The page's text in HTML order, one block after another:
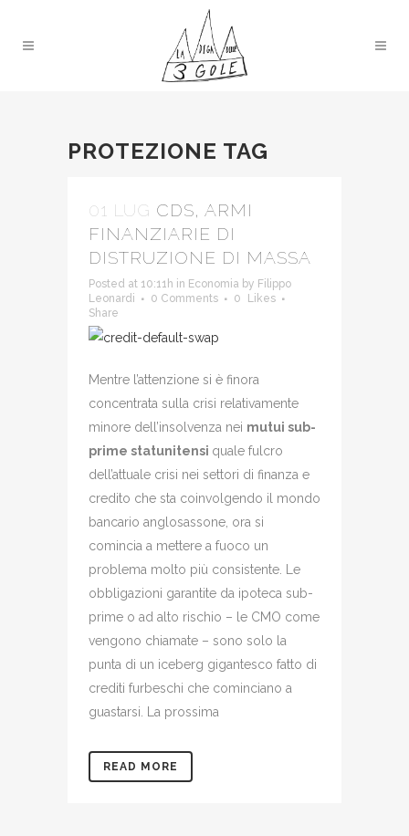
PROTEZIONE TAG
01 LUG CDS, ARMI
FINANZIARIE DI
DISTRUZIONE DI MASSA
Posted at 10:11h in Economia by Filippo
Leonardi
0 Comments 0
Likes
Share
Mentre l’attenzione si è finora
concentrata sulla crisi relativamente
minore dell’insolvenza nei mutui sub-
prime statunitensi quale fulcro
dell’attuale crisi nei settori di finanza e
credito che sta coinvolgendo il mondo
bancario anglosassone, ora si
comincia a mettere a fuoco un
problema molto più consistente. Le
obbligazioni garantite da ipoteca sub-
prime o ad alto rischio – le CMO come
vengono chiamate – sono solo la
punta di un iceberg gigantesco fatto di
crediti furbeschi che cominciano a
guastarsi. La prossima
READ MORE